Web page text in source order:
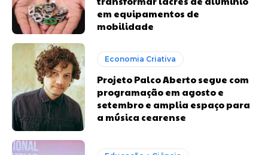
em equipamentos de
mobilidade
Economia Criativa
Projeto Palco Aberto segue com
programação em agosto e
setembro e amplia espaço para
a música cearense